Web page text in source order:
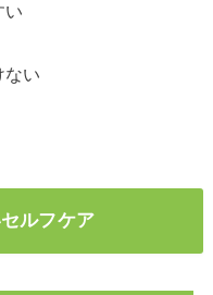
い
い
ルフケア